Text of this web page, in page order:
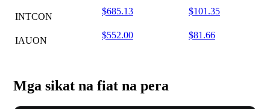
INTCON
$685.13 $101.35
IAUON
$552.00 $81.66
Mga sikat na fiat na pera